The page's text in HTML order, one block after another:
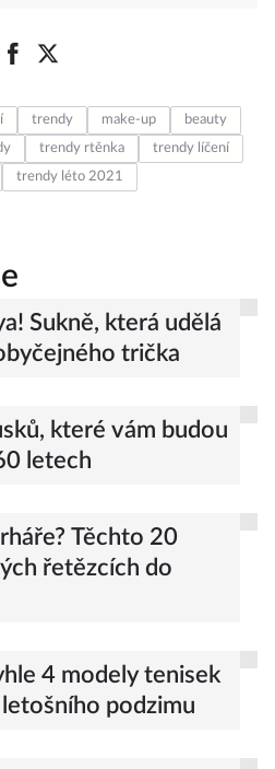
trendy make-up
beauty
trendy rtěnka
trendy líčení
trendy léto 2021
Sukně, která udělá
trička
které vám budou
letech
Těchto 20
řetězcích do
4 modely tenisek
podzimu